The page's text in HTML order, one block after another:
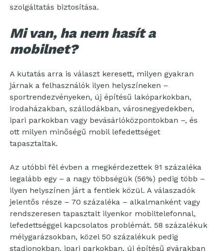
szolgáltatás biztosítása.
Mi van, ha nem hasít a
mobilnet?
A kutatás arra is választ keresett, milyen gyakran
járnak a felhasználók ilyen helyszíneken –
sportrendezvényeken, új építésű lakóparkokban,
irodaházakban, szállodákban, városnegyedekben,
ipari parkokban vagy bevásárlóközpontokban –, és
ott milyen minőségű mobil lefedettséget
tapasztaltak.
Az utóbbi fél évben a megkérdezettek 91 százaléka
legalább egy – a nagy többségük (56%) pedig több –
ilyen helyszínen járt a fentiek közül. A válaszadók
jelentős része – 70 százaléka – alkalmanként vagy
rendszeresen tapasztalt ilyenkor mobiltelefonnal,
lefedettséggel kapcsolatos problémát. 58 százalékuk
mélygarázsokban, közel 50 százalékuk pedig
stadionokban, ipari parkokban, új építésű gyárakban